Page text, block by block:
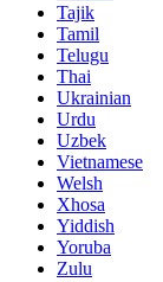
Tajik
Tamil
Telugu
Thai
Ukrainian
Urdu
Uzbek
Vietnamese
Welsh
Xhosa
Yiddish
Yoruba
Zulu